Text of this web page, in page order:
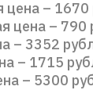
цена –
цена – 790
– 3352
– 1715
– 5300